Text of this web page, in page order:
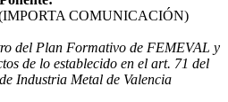
COMUNICACIÓN)
del Plan Formativo de FEMEVAL y
de lo establecido en el art. 71 del
Industria Metal de Valencia